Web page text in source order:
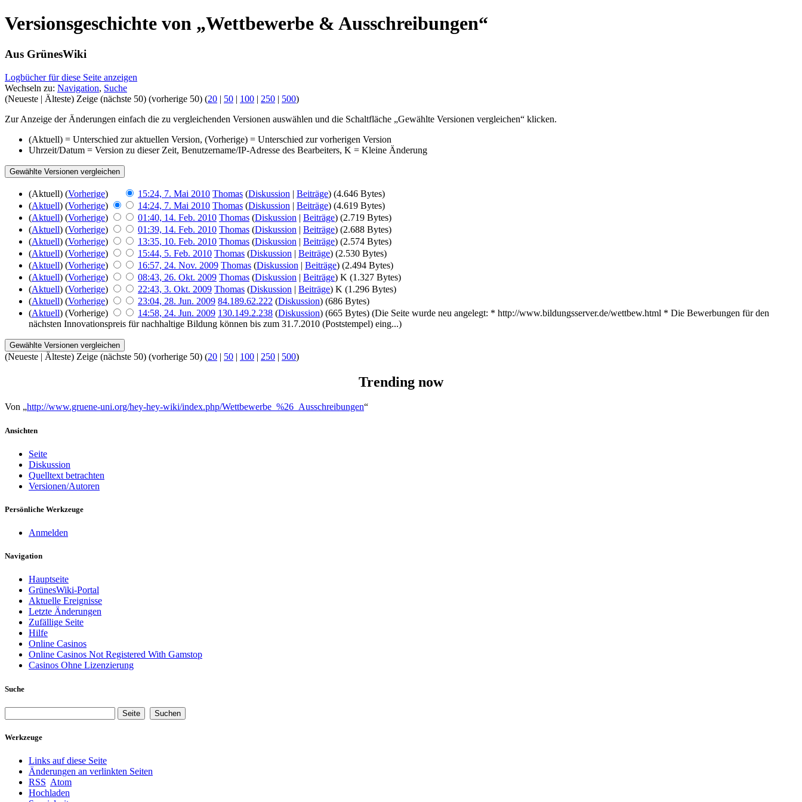
Versionsgeschichte von „Wettbewerbe & Ausschreibungen“
Aus GrünesWiki
Logbücher für diese Seite anzeigen
Wechseln zu: Navigation, Suche
(Neueste | Älteste) Zeige (nächste 50) (vorherige 50) (20 | 50 | 100 | 250 | 500)
Zur Anzeige der Änderungen einfach die zu vergleichenden Versionen auswählen und die Schaltfläche „Gewählte Versionen vergleichen“ klicken.
(Aktuell) = Unterschied zur aktuellen Version, (Vorherige) = Unterschied zur vorherigen Version
Uhrzeit/Datum = Version zu dieser Zeit, Benutzername/IP-Adresse des Bearbeiters, K = Kleine Änderung
(Aktuell) (Vorherige) 15:24, 7. Mai 2010 Thomas (Diskussion | Beiträge) (4.646 Bytes)
(Aktuell) (Vorherige) 14:24, 7. Mai 2010 Thomas (Diskussion | Beiträge) (4.619 Bytes)
(Aktuell) (Vorherige) 01:40, 14. Feb. 2010 Thomas (Diskussion | Beiträge) (2.719 Bytes)
(Aktuell) (Vorherige) 01:39, 14. Feb. 2010 Thomas (Diskussion | Beiträge) (2.688 Bytes)
(Aktuell) (Vorherige) 13:35, 10. Feb. 2010 Thomas (Diskussion | Beiträge) (2.574 Bytes)
(Aktuell) (Vorherige) 15:44, 5. Feb. 2010 Thomas (Diskussion | Beiträge) (2.530 Bytes)
(Aktuell) (Vorherige) 16:57, 24. Nov. 2009 Thomas (Diskussion | Beiträge) (2.494 Bytes)
(Aktuell) (Vorherige) 08:43, 26. Okt. 2009 Thomas (Diskussion | Beiträge) K (1.327 Bytes)
(Aktuell) (Vorherige) 22:43, 3. Okt. 2009 Thomas (Diskussion | Beiträge) K (1.296 Bytes)
(Aktuell) (Vorherige) 23:04, 28. Jun. 2009 84.189.62.222 (Diskussion) (686 Bytes)
(Aktuell) (Vorherige) 14:58, 24. Jun. 2009 130.149.2.238 (Diskussion) (665 Bytes) (Die Seite wurde neu angelegt: * http://www.bildungsserver.de/wettbew.html * Die Bewerbungen für den
nächsten Innovationspreis für nachhaltige Bildung können bis zum 31.7.2010 (Poststempel) eing...)
(Neueste | Älteste) Zeige (nächste 50) (vorherige 50) (20 | 50 | 100 | 250 | 500)
Trending now
Von „http://www.gruene-uni.org/hey-hey-wiki/index.php/Wettbewerbe_%26_Ausschreibungen“
Ansichten
Seite
Diskussion
Quelltext betrachten
Versionen/Autoren
Persönliche Werkzeuge
Anmelden
Navigation
Hauptseite
GrünesWiki-Portal
Aktuelle Ereignisse
Letzte Änderungen
Zufällige Seite
Hilfe
Online Casinos
Online Casinos Not Registered With Gamstop
Casinos Ohne Lizenzierung
Suche
Werkzeuge
Links auf diese Seite
Änderungen an verlinkten Seiten
RSS Atom
Hochladen